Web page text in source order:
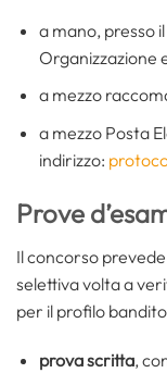
a mano, presso
Organizzazione
a mezzo
a mezzo Posta
indirizzo:
Prove
Il concorso
selettiva volta a
per il profilo
prova scritta,